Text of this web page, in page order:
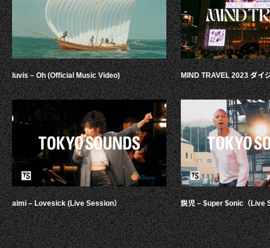
luvis – Oh (Official Music Video)
aimi – Lovesick (Live Session）
MIND TRAVEL 2023 ダイ
鋭児 – $uper $onic（Live